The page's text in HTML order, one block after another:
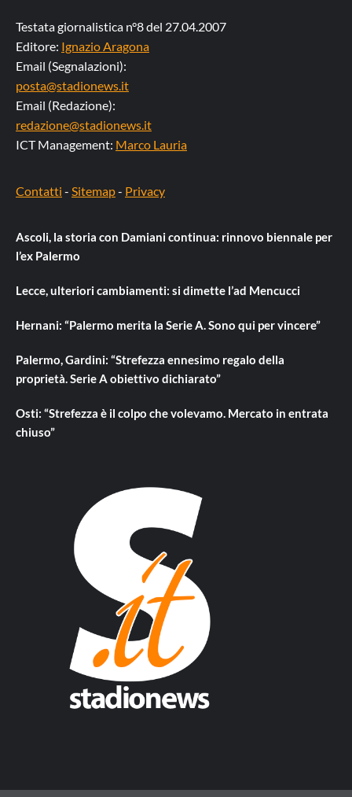
Testata giornalistica n°8 del 27.04.2007
Editore: Ignazio Aragona
Email (Segnalazioni):
posta@stadionews.it
Email (Redazione):
redazione@stadionews.it
ICT Management: Marco Lauria
Contatti - Sitemap- Privacy
Ascoli, la storia con Damiani continua: rinnovo biennale per
l’ex Palermo
Lecce, ulteriori cambiamenti: si dimette l’ad Mencucci
Hernani: “Palermo merita la Serie A. Sono qui per vincere”
Palermo, Gardini: “Strefezza ennesimo regalo della
proprietà. Serie A obiettivo dichiarato”
Osti: “Strefezza è il colpo che volevamo. Mercato in entrata
chiuso”